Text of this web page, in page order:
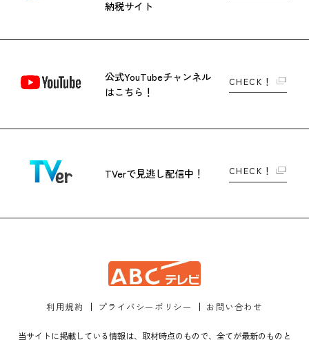
納税サイト
公式YouTubeチャンネル
はこちら！
CHECK！
TVerで見逃し配信中！ CHECK！
利用規約 プライバシーポリシー お問い合わせ
当サイトに掲載している情報は、取材時点のもので、全てが最新のものと